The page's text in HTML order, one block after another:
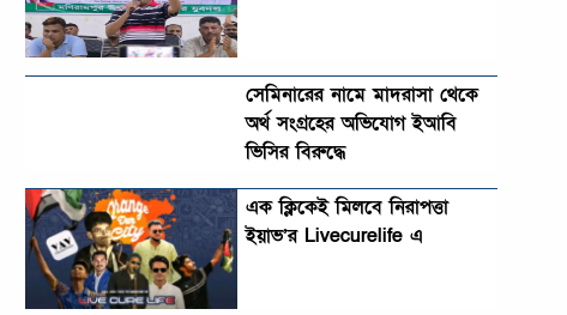
সেমিনারের নামে মাদরাসা থেকে
অর্থ সংগ্রহের অভিযোগ ইআবি
ভিসির বিরুদ্ধে
এক ক্লিকেই মিলবে নিরাপত্তা
ইয়াভ’র Livecurelife এ